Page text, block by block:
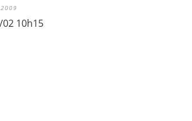
2009
10h15